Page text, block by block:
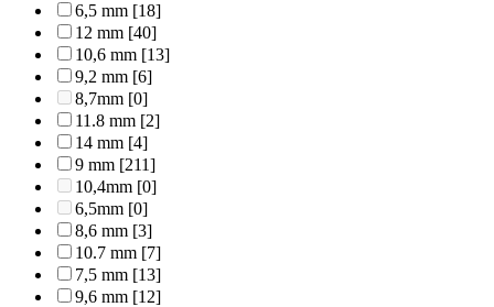
6,5 mm [18]
12 mm [40]
10,6 mm [13]
9,2 mm [6]
8,7mm [0]
11.8 mm [2]
14 mm [4]
9 mm [211]
10,4mm [0]
6,5mm [0]
8,6 mm [3]
10.7 mm [7]
7,5 mm [13]
9,6 mm [12]